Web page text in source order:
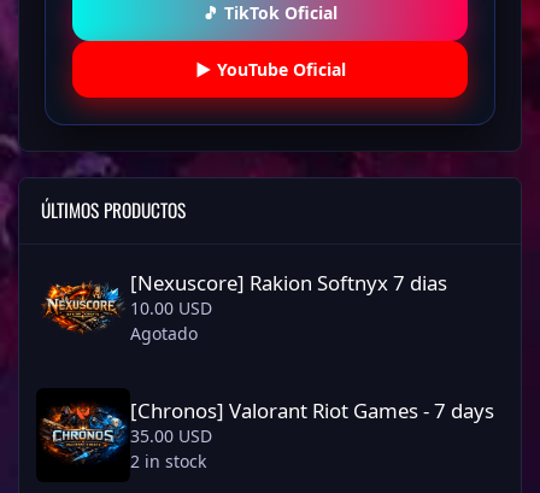
🎵 TikTok Oficial
▶️ YouTube Oficial
ÚLTIMOS PRODUCTOS
[Nexuscore] Rakion Softnyx 7 dias
10.00 USD
Agotado
[Chronos] Valorant Riot Games - 7 days
[Chronos] Valorant Riot Games - 7 days
35.00 USD
2 in stock